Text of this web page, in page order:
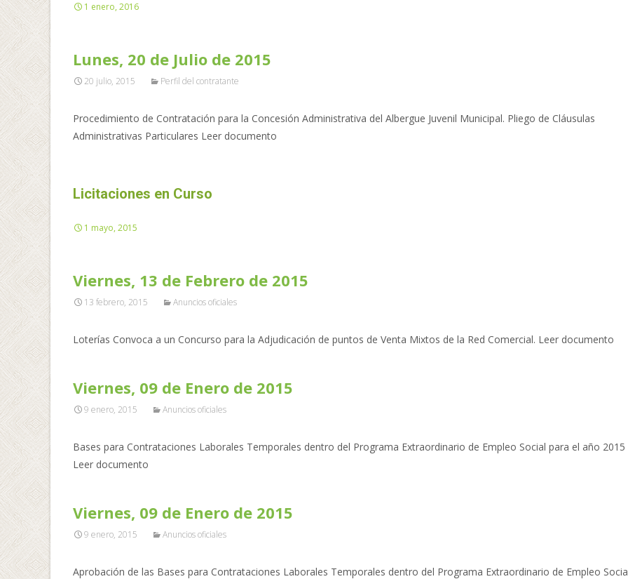
1 enero, 2016
Lunes, 20 de Julio de 2015
20 julio, 2015 Perfil del contratante
Procedimiento de Contratación para la Concesión Administrativa del Albergue Juvenil Municipal. Pliego de Cláusulas
Administrativas Particulares Leer documento
Licitaciones en Curso
1 mayo, 2015
Viernes, 13 de Febrero de 2015
13 febrero, 2015 Anuncios oficiales
Loterías Convoca a un Concurso para la Adjudicación de puntos de Venta Mixtos de la Red Comercial. Leer documento
Viernes, 09 de Enero de 2015
9 enero, 2015 Anuncios oficiales
Bases para Contrataciones Laborales Temporales dentro del Programa Extraordinario de Empleo Social para el año 2015
Leer documento
Viernes, 09 de Enero de 2015
9 enero, 2015 Anuncios oficiales
Aprobación de las Bases para Contrataciones Laborales Temporales dentro del Programa Extraordinario de Empleo